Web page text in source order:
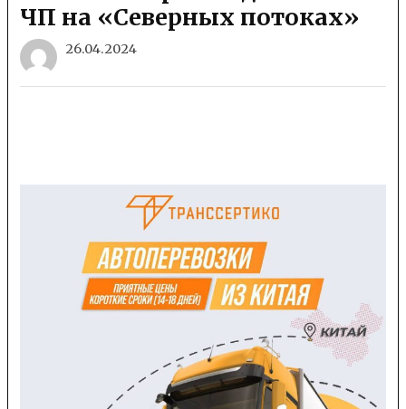
ЧП на «Северных потоках»
26.04.2024